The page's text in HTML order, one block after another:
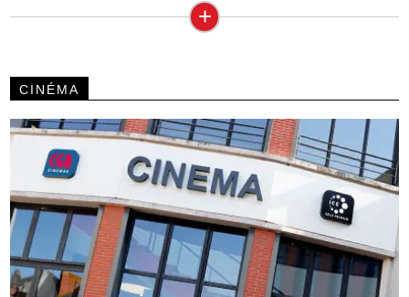
+
CINÉMA